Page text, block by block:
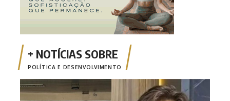
POLÍTICA E DESENVOLVIMENTO